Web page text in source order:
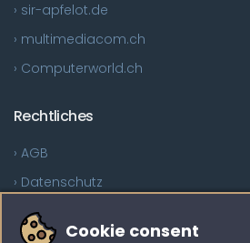
› sir-apfelot.de
› multimediacom.ch
› Computerworld.ch
Rechtliches
› AGB
› Datenschutz
› Cookies
Cookie consent